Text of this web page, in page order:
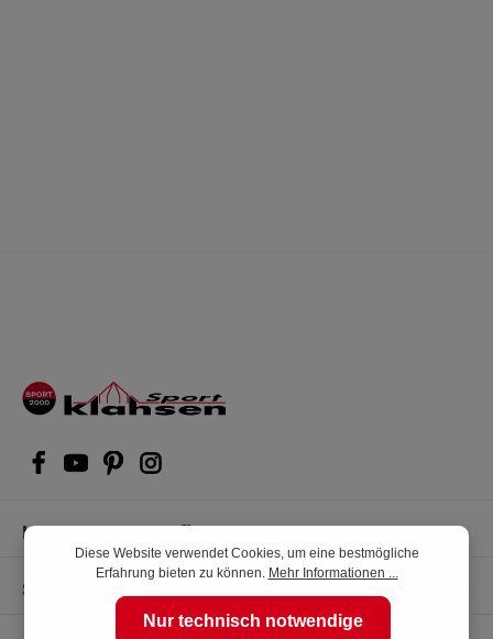
Kompetente Kaufberatung
Shop Service
Diese Website verwendet Cookies, um eine bestmögliche
Erfahrung bieten zu können. Mehr Informationen ...
Nur technisch notwendige